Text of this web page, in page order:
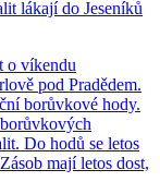
lákají do Jeseníků
o víkendu
pod Pradědem.
borůvkové hody.
Do hodů se letos
mají letos dost,